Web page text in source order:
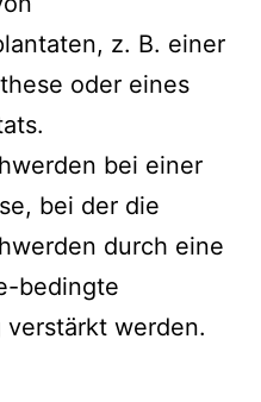
z. B. einer
oder eines
bei einer
bei der die
durch eine
bedingte
verstärkt werden.